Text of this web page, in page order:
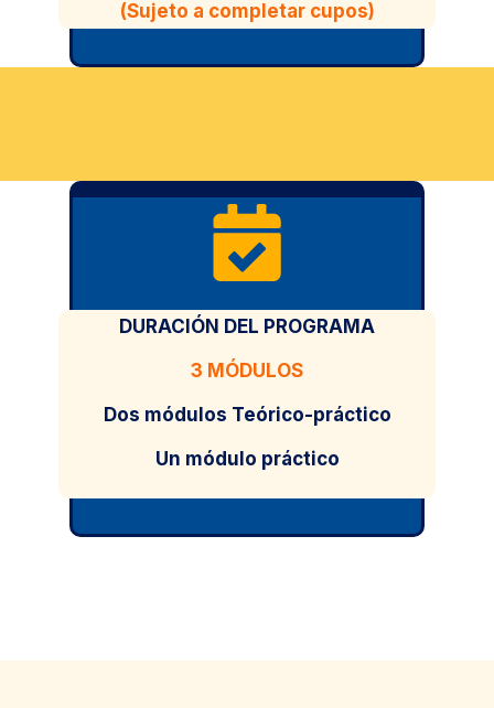
(Sujeto a completar cupos)
DURACIÓN DEL PROGRAMA
3 MÓDULOS
Dos módulos Teórico-práctico
Un módulo práctico